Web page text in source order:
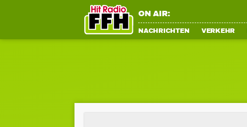
ON AIR:
NACHRICHTEN VERKEHR